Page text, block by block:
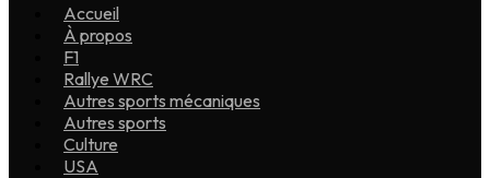
Accueil
À propos
F1
Rallye WRC
Autres sports mécaniques
Autres sports
Culture
USA